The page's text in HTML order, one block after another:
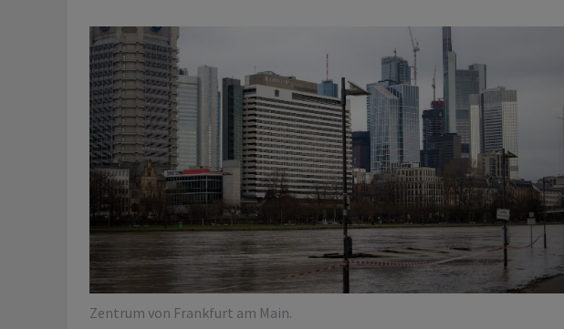
Zentrum von Frankfurt am Main.